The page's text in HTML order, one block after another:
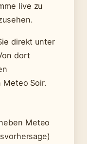
live zu
direkt unter
dort
Soir.
Meteo